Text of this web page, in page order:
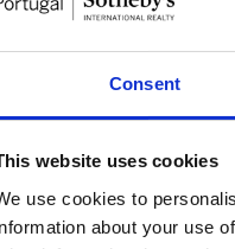
Consent
website uses cookies
use cookies to
about your use
de bain, le salon et la
avec dressing et
une autre chambre
pour trois véhicules.
de haute qualité, de
situé à proximité du
infrastructure,
modernes et traditionnelles,
de Cascais et de